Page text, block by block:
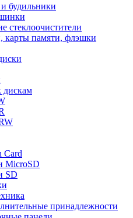
будильники
стеклоочистители
карты памяти, флэшки
дискам
Card
MicroSD
SD
принадлежности